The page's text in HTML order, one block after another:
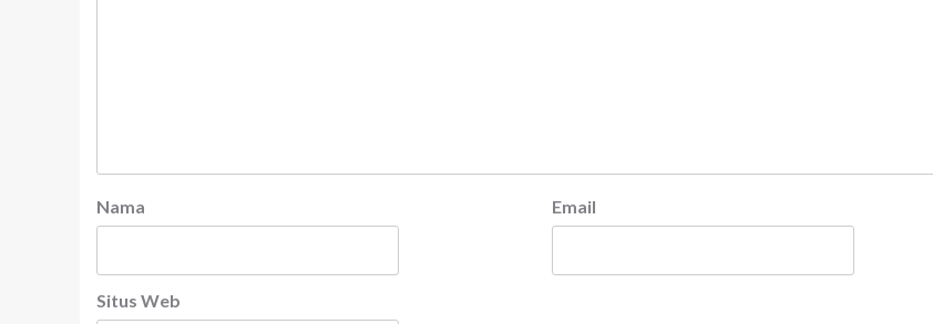
Nama Email
Situs Web